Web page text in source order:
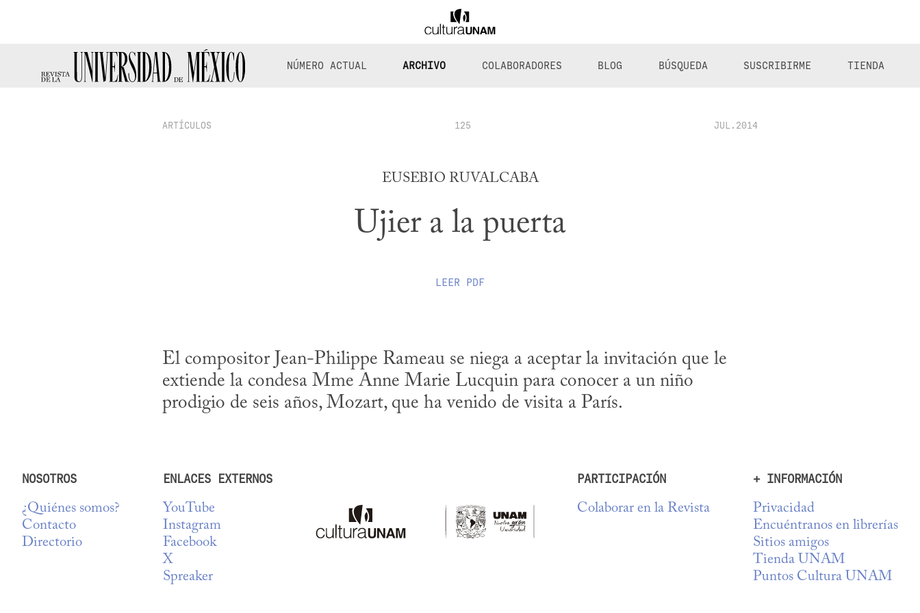
NÚMERO ACTUAL ARCHIVO COLABORADORES BLOG BÚSQUEDA SUSCRIBIRME TIENDA
ARTÍCULOS 125 JUL.2014
EUSEBIO RUVALCABA
Ujier a la puerta
LEER PDF
El compositor Jean-Philippe Rameau se niega a aceptar la invitación que le
extiende la condesa Mme Anne Marie Lucquin para conocer a un niño
prodigio de seis años, Mozart, que ha venido de visita a París.
NOSOTROS
¿Quiénes somos?
Contacto
Directorio
ENLACES EXTERNOS
YouTube
Instagram
Facebook
X
Spreaker
PARTICIPACIÓN
Colaborar en la Revista
+ INFORMACIÓN
Privacidad
Encuéntranos en librerías
Sitios amigos
Tienda UNAM
Puntos Cultura UNAM